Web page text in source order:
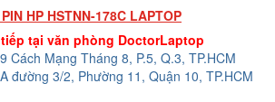
HP HSTNN-178C LAPTOP
tại văn phòng DoctorLaptop
Cách Mạng Tháng 8, P.5, Q.3, TP.HCM
đường 3/2, Phường 11, Quận 10, TP.HCM